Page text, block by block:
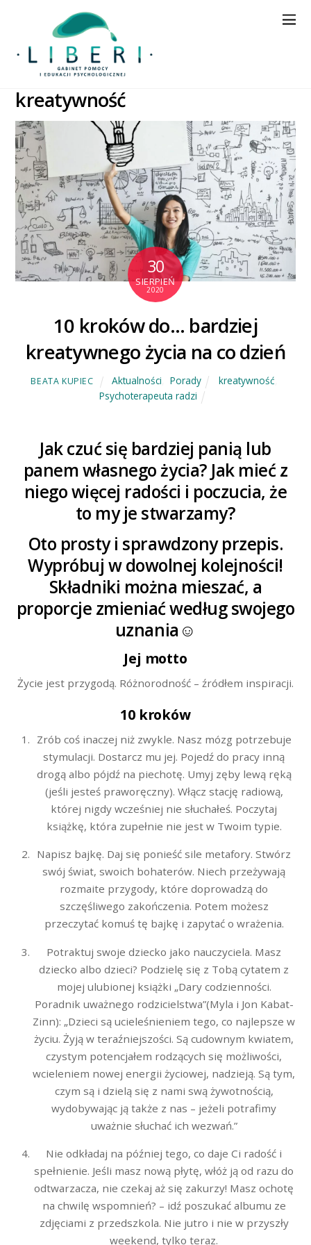
kreatywność
30
SIERPIEŃ
2020
10 kroków do… bardziej
kreatywnego życia na co dzień
BEATA KUPIEC Aktualności Porady kreatywność
Psychoterapeuta radzi
Jak czuć się bardziej panią lub
panem własnego życia? Jak mieć z
niego więcej radości i poczucia, że
to my je stwarzamy?
Oto prosty i sprawdzony przepis.
Wypróbuj w dowolnej kolejności!
Składniki można mieszać, a
proporcje zmieniać według swojego
uznania ☺
Jej motto
Życie jest przygodą. Różnorodność – źródłem inspiracji.
10 kroków
Zrób coś inaczej niż zwykle. Nasz mózg potrzebuje
stymulacji. Dostarcz mu jej. Pojedź do pracy inną
drogą albo pójdź na piechotę. Umyj zęby lewą ręką
(jeśli jesteś praworęczny). Włącz stację radiową,
której nigdy wcześniej nie słuchałeś. Poczytaj
książkę, która zupełnie nie jest w Twoim typie.
Napisz bajkę. Daj się ponieść sile metafory. Stwórz
swój świat, swoich bohaterów. Niech przeżywają
rozmaite przygody, które doprowadzą do
szczęśliwego zakończenia. Potem możesz
przeczytać komuś tę bajkę i zapytać o wrażenia.
Potraktuj swoje dziecko jako nauczyciela. Masz
dziecko albo dzieci? Podzielę się z Tobą cytatem z
mojej ulubionej książki „Dary codzienności.
Poradnik uważnego rodzicielstwa”(Myla i Jon Kabat-
Zinn): „Dzieci są ucieleśnieniem tego, co najlepsze w
życiu. Żyją w teraźniejszości. Są cudownym kwiatem,
czystym potencjałem rodzących się możliwości,
wcieleniem nowej energii życiowej, nadzieją. Są tym,
czym są i dzielą się z nami swą żywotnością,
wydobywając ją także z nas – jeżeli potrafimy
uważnie słuchać ich wezwań.”
Nie odkładaj na później tego, co daje Ci radość i
spełnienie. Jeśli masz nową płytę, włóż ją od razu do
odtwarzacza, nie czekaj aż się zakurzy! Masz ochotę
na chwilę wspomnień? – idź poszukać albumu ze
zdjęciami z przedszkola. Nie jutro i nie w przyszły
weekend, tylko teraz.